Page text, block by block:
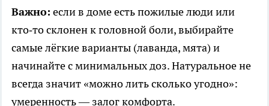
Важно: если в доме есть пожилые люди или
кто‑то склонен к головной боли, выбирайте
самые лёгкие варианты (лаванда, мята) и
начинайте с минимальных доз. Натуральное не
всегда значит «можно лить сколько угодно»:
умеренность — залог комфорта.